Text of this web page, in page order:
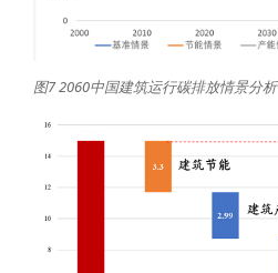
图7 2060中国建筑运行碳排放情景分析